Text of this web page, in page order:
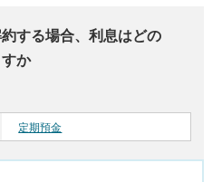
する場合、利息はどの
か
定期預金